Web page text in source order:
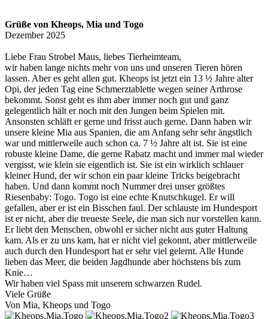
Grüße von Kheops, Mia und Togo
Dezember 2025
Liebe Frau Strobel Maus, liebes Tierheimteam,
wir haben lange nichts mehr von uns und unseren Tieren hören
lassen. Aber es geht allen gut. Kheops ist jetzt ein 13 ½ Jahre alter
Opi, der jeden Tag eine Schmerztablette wegen seiner Arthrose
bekommt. Sonst geht es ihm aber immer noch gut und ganz
gelegentlich hält er noch mit den Jungen beim Spielen mit.
Ansonsten schläft er gerne und frisst auch gerne. Dann haben wir
unsere kleine Mia aus Spanien, die am Anfang sehr sehr ängstlich
war und mittlerweile auch schon ca. 7 ½ Jahre alt ist. Sie ist eine
robuste kleine Dame, die gerne Rabatz macht und immer mal wieder
vergisst, wie klein sie eigentlich ist. Sie ist ein wirklich schlauer
kleiner Hund, der wir schon ein paar kleine Tricks beigebracht
haben. Und dann kommt noch Nummer drei unser größtes
Riesenbaby: Togo. Togo ist eine echte Knutschkugel. Er will
gefallen, aber er ist ein Bisschen faul. Der schlauste im Hundesport
ist er nicht, aber die treueste Seele, die man sich nur vorstellen kann.
Er liebt den Menschen, obwohl er sicher nicht aus guter Haltung
kam. Als er zu uns kam, hat er nicht viel gekonnt, aber mittlerweile
auch durch den Hundesport hat er sehr viel gelernt. Alle Hunde
lieben das Meer, die beiden Jagdhunde aber höchstens bis zum
Knie…
Wir haben viel Spass mit unserem schwarzen Rudel.
Viele Grüße
Von Mia, Kheops und Togo